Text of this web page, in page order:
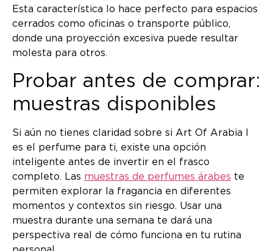
Esta característica lo hace perfecto para espacios
cerrados como oficinas o transporte público,
donde una proyección excesiva puede resultar
molesta para otros.
Probar antes de comprar:
muestras disponibles
Si aún no tienes claridad sobre si Art Of Arabia I
es el perfume para ti, existe una opción
inteligente antes de invertir en el frasco
completo. Las muestras de perfumes árabes te
permiten explorar la fragancia en diferentes
momentos y contextos sin riesgo. Usar una
muestra durante una semana te dará una
perspectiva real de cómo funciona en tu rutina